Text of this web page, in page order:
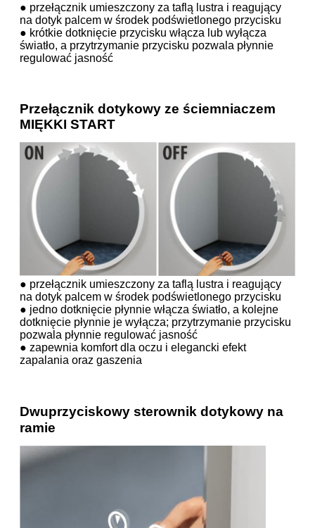
● przełącznik umieszczony za taflą lustra i reagujący
na dotyk palcem w środek podświetlonego przycisku
● krótkie dotknięcie przycisku włącza lub wyłącza
światło, a przytrzymanie przycisku pozwala płynnie
regulować jasność
Przełącznik dotykowy ze ściemniaczem
MIĘKKI START
● przełącznik umieszczony za taflą lustra i reagujący
na dotyk palcem w środek podświetlonego przycisku
● jedno dotknięcie płynnie włącza światło, a kolejne
dotknięcie płynnie je wyłącza; przytrzymanie przycisku
pozwala płynnie regulować jasność
● zapewnia komfort dla oczu i elegancki efekt
zapalania oraz gaszenia
Dwuprzyciskowy sterownik dotykowy na
ramie